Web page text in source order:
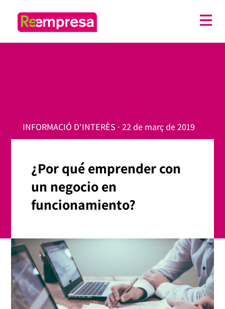
INFORMACIÓ D'INTERÈS · 22 de març de 2019
¿Por qué emprender con
un negocio en
funcionamiento?